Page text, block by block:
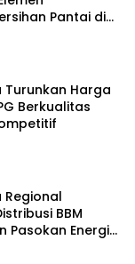
Pantai di
Turunkan Harga
Berkualitas
Regional
BBM
Pasokan Energi